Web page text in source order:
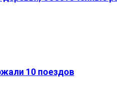
10 поездов